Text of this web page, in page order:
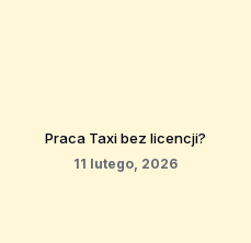
Praca Taxi bez licencji?
11 lutego, 2026